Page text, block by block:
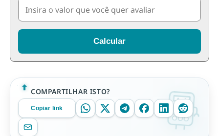
Calcular
COMPARTILHAR ISTO?
Copiar link